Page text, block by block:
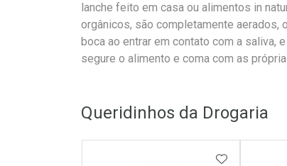
lanche feito em casa ou alimentos in
orgânicos, são completamente aerados,
boca ao entrar em contato com a saliva,
segure o alimento e coma com as
Queridinhos da Drogaria
ADICIONAR